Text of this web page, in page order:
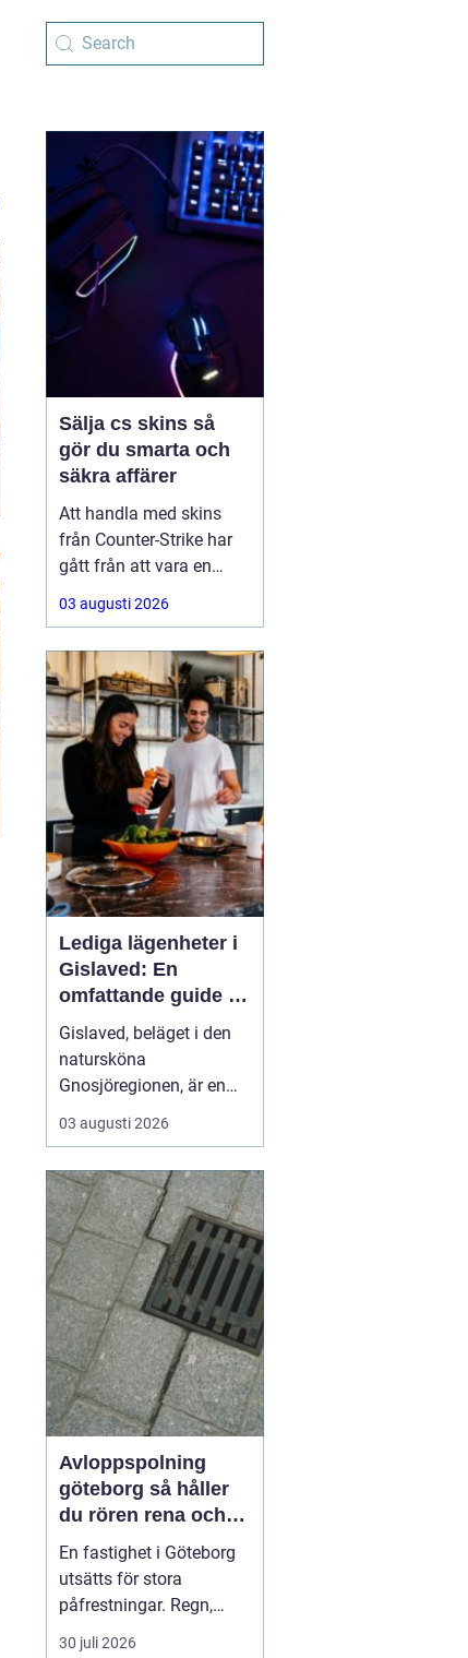
Sälja cs skins så
gör du smarta och
säkra affärer
Att handla med skins
från Counter-Strike har
gått från att vara en
hobby till att bli en riktig
andrahandsmarknad.
sällsynta vapen-skins
kan vara värda tusentals
kronor, men många är
osäkra på hur de ska gå
till väga när de
03 augusti 2026
Lediga lägenheter i
Gislaved: En
omfattande guide till
rätt val
Gislaved, beläget i den
natursköna
Gnosjöregionen, är en
charmig kommun i
Jönköpings län känt för
och härliga natur. Med
närheten till Nissan, som
flyter genom kommunen
...
03 augusti 2026
Avloppspolning
göteborg så håller
du rören rena och
trygga året runt
En fastighet i Göteborg
utsätts för stora
påfrestningar. Regn,
snabba
30 juli 2026